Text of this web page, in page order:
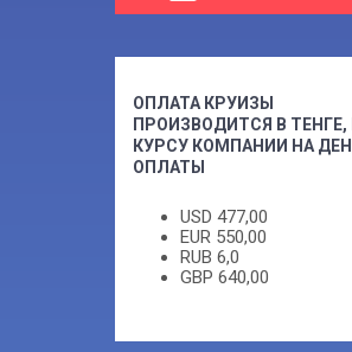
ОПЛАТА КРУИЗЫ
ПРОИЗВОДИТСЯ В ТЕНГЕ,
КУРСУ КОМПАНИИ НА
ОПЛАТЫ
USD 477,00
EUR 550,00
RUB 6,0
GBP 640,00